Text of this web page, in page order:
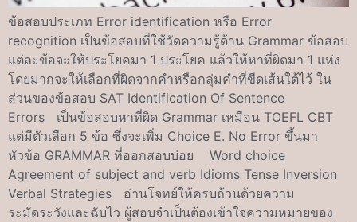
ข้อสอบประเภท Error identification หรือ Error
recognition เป็นข้อสอบที่ใช้วัดความรู้ด้าน Grammar ข้อสอบ
แต่ละข้อจะให้ประโยคมา 1 ประโยค แล้วให้หาที่ผิดมา 1 แห่ง
โดยมากจะให้เลือกที่ผิดจากคำหรือกลุ่มคำที่ขีดเส้นใต้ไว้ ใน
ส่วนของข้อสอบ SAT Identification Of Sentence
Errors เป็นข้อสอบหาที่ผิด Grammar เหมือน TOEFL CBT
แต่มีตัวเลือก 5 ข้อ ซึ่งจะเพิ่ม Choice E. No Error ขึ้นมา
หัวข้อ GRAMMAR ที่ออกสอบบ่อย Word choice
Agreement of subject and verb Idioms Tense Inversion
Verbal Strategies อ่านโจทย์ให้ครบถ้วนด้วยความ
ระมัดระวังและฉับไว ผู้สอบจำเป็นต้องเข้าใจความหมายของ